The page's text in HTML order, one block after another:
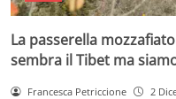
La passerella
sembra il Tibet ma
Francesca Petriccione 2